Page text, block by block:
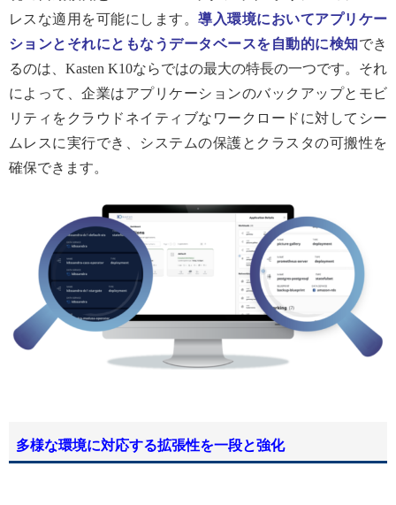
レスな適用を可能にします。導入環境においてアプリケー
ションとそれにともなうデータベースを自動的に検知でき
るのは、Kasten K10ならではの最大の特長の一つです。それ
によって、企業はアプリケーションのバックアップとモビ
リティをクラウドネイティブなワークロードに対してシー
ムレスに実行でき、システムの保護とクラスタの可搬性を
確保できます。
多様な環境に対応する拡張性を一段と強化